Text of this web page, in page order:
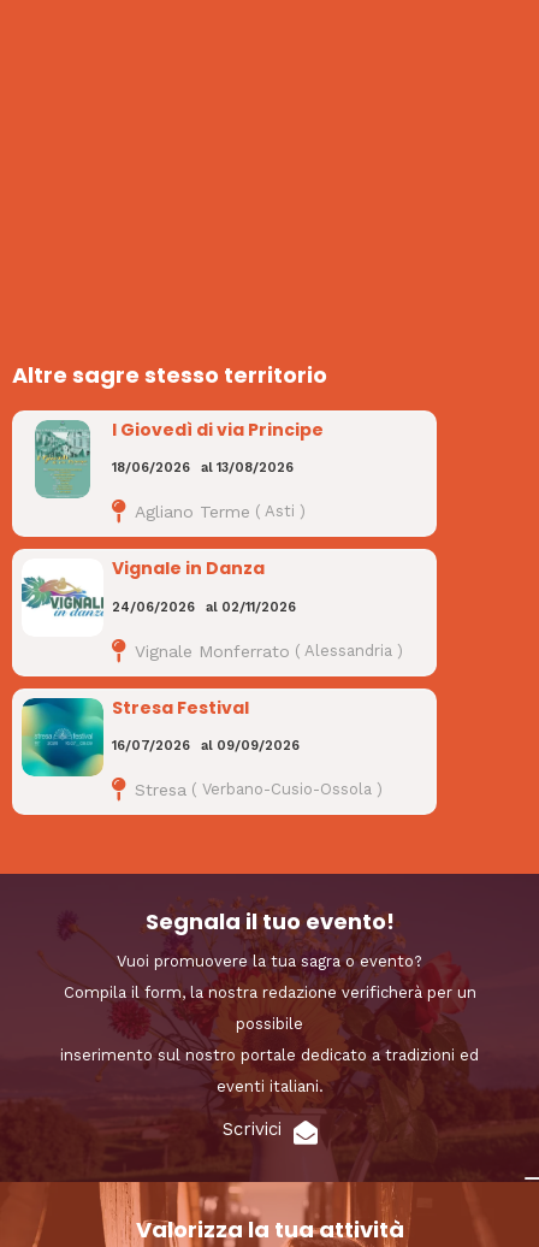
Altre sagre stesso territorio
I Giovedì di via Principe
18/06/2026 al 13/08/2026
Agliano Terme ( Asti )
Vignale in Danza
24/06/2026 al 02/11/2026
Vignale Monferrato ( Alessandria )
Stresa Festival
16/07/2026 al 09/09/2026
Stresa ( Verbano-Cusio-Ossola)
Segnala il tuo evento!
Vuoi promuovere la tua sagra o evento?
Compila il form, la nostra redazione verificherà per un
possibile
inserimento sul nostro portale dedicato a tradizioni ed
eventi italiani.
Scrivici
Valorizza la tua attività